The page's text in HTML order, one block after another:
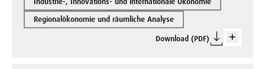
Regionalökonomie und räumliche Analyse
Download (PDF)